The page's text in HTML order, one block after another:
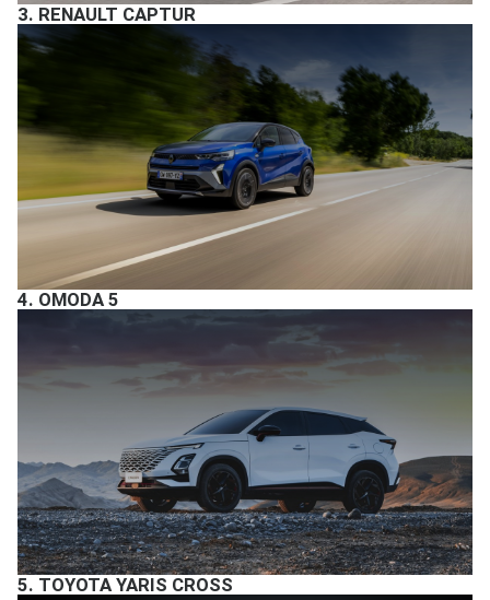
3. RENAULT CAPTUR
4. OMODA 5
5. TOYOTA YARIS CROSS